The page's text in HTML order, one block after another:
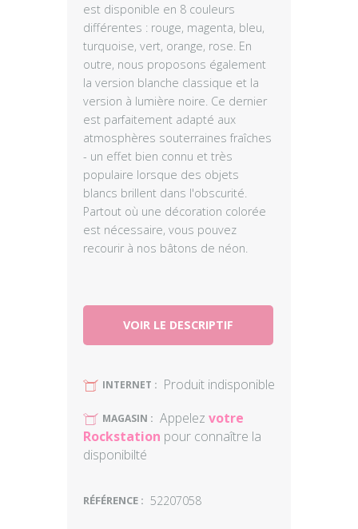
est disponible en 8 couleurs
différentes : rouge, magenta, bleu,
turquoise, vert, orange, rose. En
outre, nous proposons également
la version blanche classique et la
version à lumière noire. Ce dernier
est parfaitement adapté aux
atmosphères souterraines fraîches
- un effet bien connu et très
populaire lorsque des objets
blancs brillent dans l'obscurité.
Partout où une décoration colorée
est nécessaire, vous pouvez
recourir à nos bâtons de néon.
VOIR LE DESCRIPTIF
U INTERNET : Produit indisponible
U MAGASIN : Appelez votre
Rockstation pour connaître la
disponibilté
RÉFÉRENCE : 52207058